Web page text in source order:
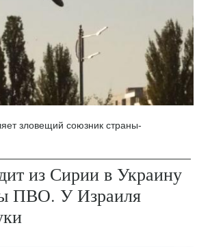
зловещий союзник страны-
из Сирии в Украину
ПВО. У Израиля